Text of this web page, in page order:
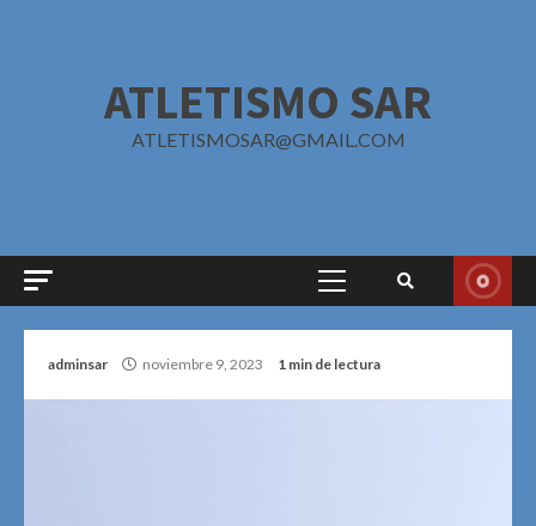
ATLETISMO SAR
ATLETISMOSAR@GMAIL.COM
Menú
adminsar noviembre 9, 2023 1 min de lectura